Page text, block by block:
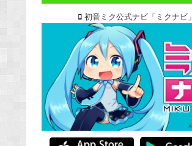
初音ミク公式ナビ「ミクナビ」